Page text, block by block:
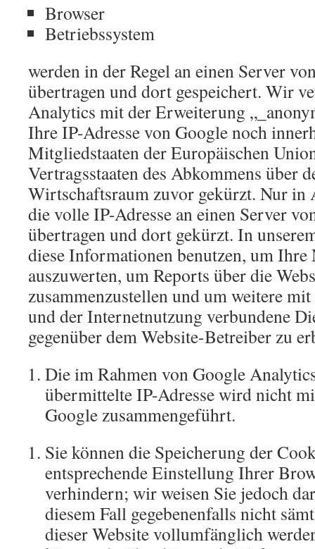
Browser
Betriebssystem
werden in der Regel an einen Server
übertragen und dort gespeichert. Wir
Analytics mit der Erweiterung
Ihre IP-Adresse von Google noch
Mitgliedstaaten der Europäischen
Vertragsstaaten des Abkommens über
Wirtschaftsraum zuvor gekürzt. Nur in
die volle IP-Adresse an einen Server
übertragen und dort gekürzt. In
diese Informationen benutzen, um Ihre
auszuwerten, um Reports über die
zusammenzustellen und um weitere
und der Internetnutzung verbundene
gegenüber dem Website-Betreiber zu
Die im Rahmen von Google
übermittelte IP-Adresse wird nicht
Google zusammengeführt.
Sie können die Speicherung der
entsprechende Einstellung Ihrer
verhindern; wir weisen Sie jedoch
diesem Fall gegebenenfalls nicht
dieser Website vollumfänglich